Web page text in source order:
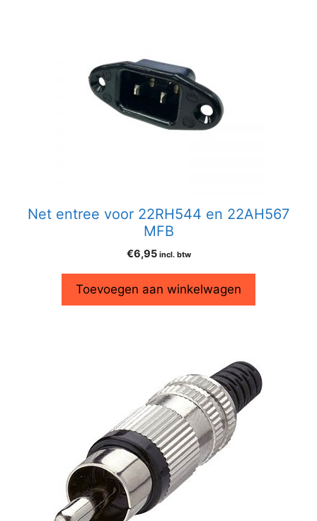
Net entree voor 22RH544 en 22AH567
MFB
€6,95 incl. btw
Toevoegen aan winkelwagen